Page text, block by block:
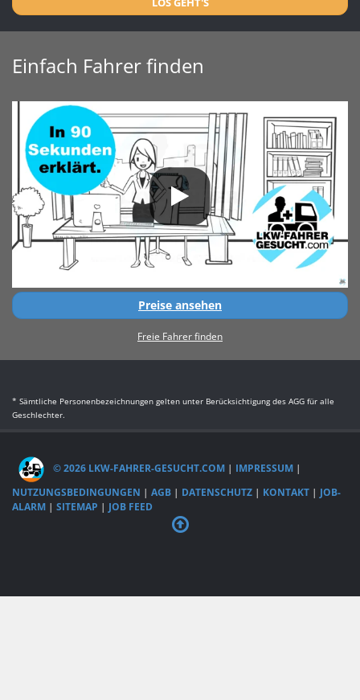
Einfach Fahrer finden
Preise ansehen
Freie Fahrer finden
* Sämtliche Personenbezeichnungen gelten unter Berücksichtigung des AGG für alle
Geschlechter.
© 2026 LKW-FAHRER-GESUCHT.COM | IMPRESSUM |
NUTZUNGSBEDINGUNGEN | AGB | DATENSCHUTZ | KONTAKT | JOB-
ALARM | SITEMAP | JOB FEED